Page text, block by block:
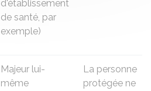
d'établissement
de santé, par
exemple)
Majeur lui-
même
La personne
protégée ne